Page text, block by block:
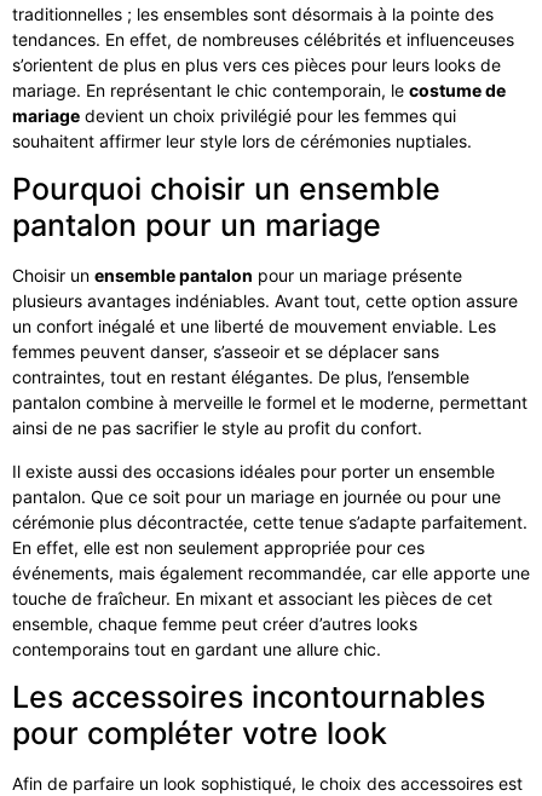
traditionnelles ; les ensembles sont désormais à la pointe des
tendances. En effet, de nombreuses célébrités et influenceuses
s’orientent de plus en plus vers ces pièces pour leurs looks de
mariage. En représentant le chic contemporain, le costume de
mariage devient un choix privilégié pour les femmes qui
souhaitent affirmer leur style lors de cérémonies nuptiales.
Pourquoi choisir un ensemble
pantalon pour un mariage
Choisir un ensemble pantalon pour un mariage présente
plusieurs avantages indéniables. Avant tout, cette option assure
un confort inégalé et une liberté de mouvement enviable. Les
femmes peuvent danser, s’asseoir et se déplacer sans
contraintes, tout en restant élégantes. De plus, l’ensemble
pantalon combine à merveille le formel et le moderne, permettant
ainsi de ne pas sacrifier le style au profit du confort.
Il existe aussi des occasions idéales pour porter un ensemble
pantalon. Que ce soit pour un mariage en journée ou pour une
cérémonie plus décontractée, cette tenue s’adapte parfaitement.
En effet, elle est non seulement appropriée pour ces
événements, mais également recommandée, car elle apporte une
touche de fraîcheur. En mixant et associant les pièces de cet
ensemble, chaque femme peut créer d’autres looks
contemporains tout en gardant une allure chic.
Les accessoires incontournables
pour compléter votre look
Afin de parfaire un look sophistiqué, le choix des accessoires est